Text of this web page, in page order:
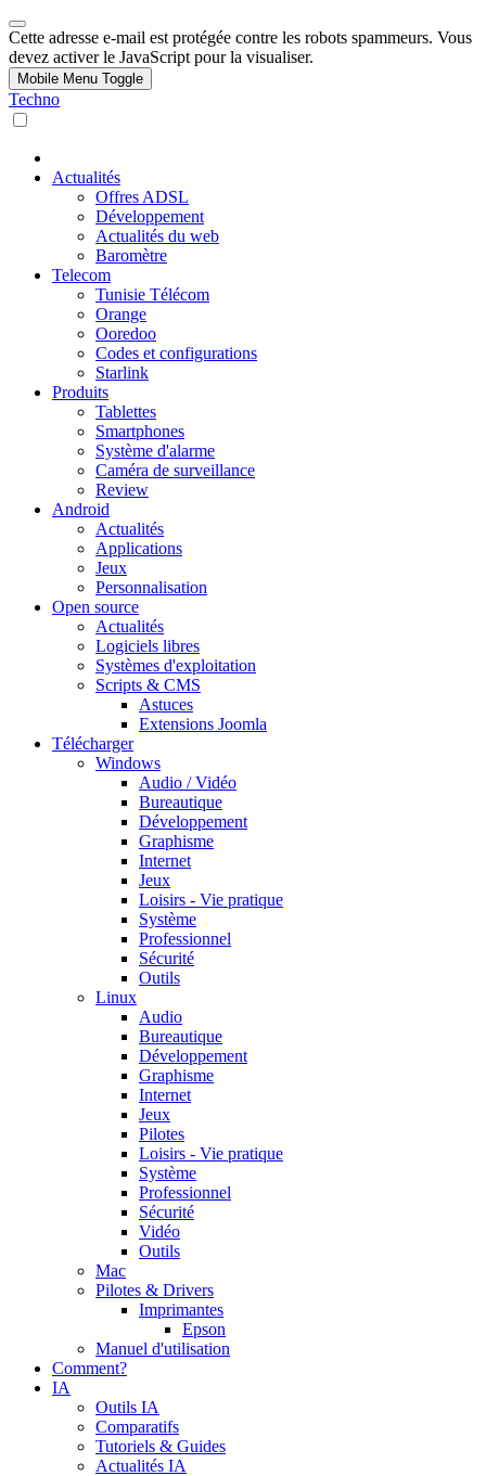
Cette adresse e-mail est protégée contre les robots spammeurs. Vous
devez activer le JavaScript pour la visualiser.
Mobile Menu Toggle
Techno
Actualités
Offres ADSL
Développement
Actualités du web
Baromètre
Telecom
Tunisie Télécom
Orange
Ooredoo
Codes et configurations
Starlink
Produits
Tablettes
Smartphones
Système d'alarme
Caméra de surveillance
Review
Android
Actualités
Applications
Jeux
Personnalisation
Open source
Actualités
Logiciels libres
Systèmes d'exploitation
Scripts & CMS
Astuces
Extensions Joomla
Télécharger
Windows
Audio / Vidéo
Bureautique
Développement
Graphisme
Internet
Jeux
Loisirs - Vie pratique
Système
Professionnel
Sécurité
Outils
Linux
Audio
Bureautique
Développement
Graphisme
Internet
Jeux
Pilotes
Loisirs - Vie pratique
Système
Professionnel
Sécurité
Vidéo
Outils
Mac
Pilotes & Drivers
Imprimantes
Epson
Manuel d'utilisation
Comment?
IA
Outils IA
Comparatifs
Tutoriels & Guides
Actualités IA